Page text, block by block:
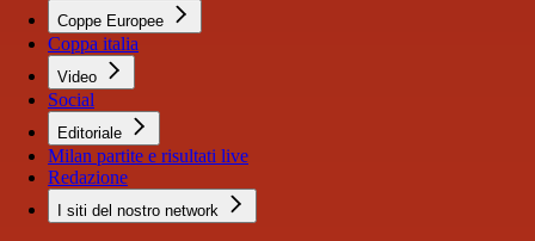
Coppe Europee
Coppa italia
Video
Social
Editoriale
Milan partite e risultati live
Redazione
I siti del nostro network